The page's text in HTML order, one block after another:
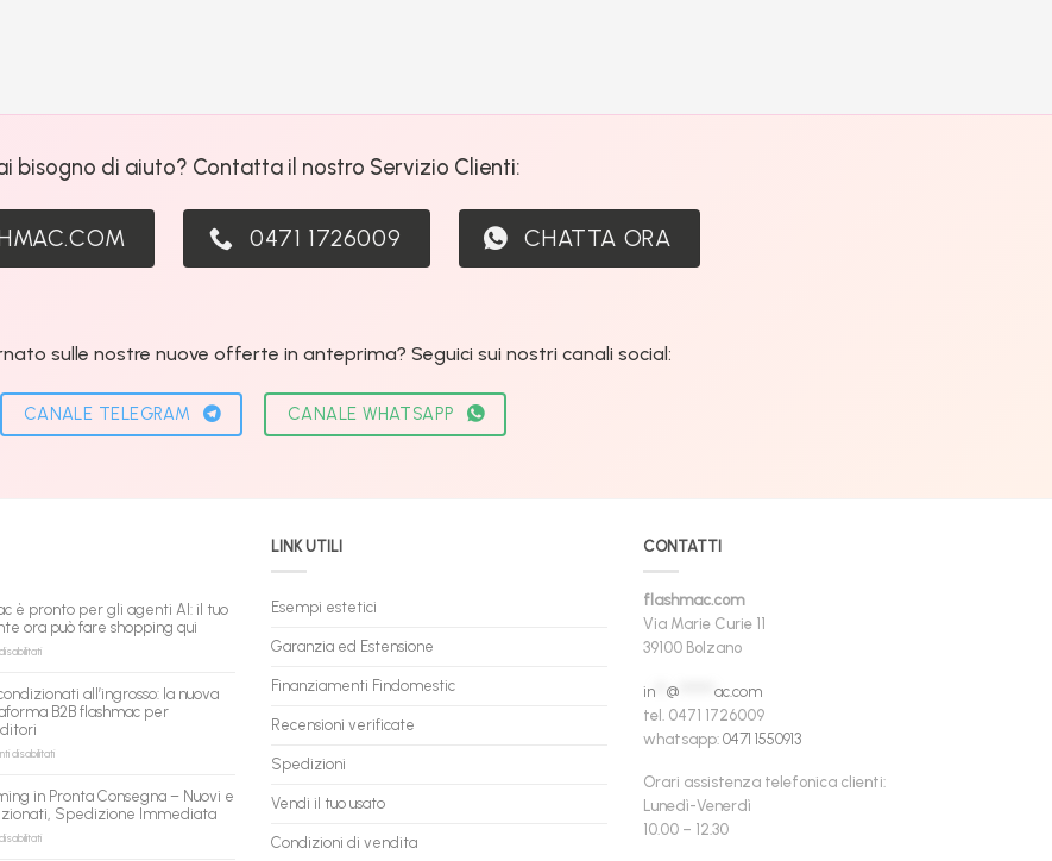
bisogno di aiuto? Contatta il nostro Servizio Clienti:
0471 1726009 CHATTA ORA
sulle nostre nuove offerte in anteprima? Seguici sui nostri canali social:
CANALE TELEGRAM CANALE WHATSAPP
è pronto per gli agenti AI: il tuo
ora può fare shopping qui
su
pronto
per
agenti
tuo
assistente
all’ingrosso: la nuova
B2B flashmac per
disabilitatisu
all’ingrosso:
la
in Pronta Consegna – Nuovi e
Spedizione Immediata
su
LINK UTILI
Esempi estetici
Garanzia ed Estensione
Finanziamenti Findomestic
Recensioni verificate
Spedizioni
Vendi il tuo usato
Condizioni di vendita
CONTATTI
flashmac.com
Via Marie Curie 11
39100 Bolzano
in** @****** ac.com
tel. 0471 1726009
whatsapp: 0471 1550913
Orari assistenza telefonica clienti:
Lunedì-Venerdì
10.00 – 12.30